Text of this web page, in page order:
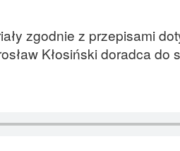
zgodnie z przepisami
Kłosiński doradca